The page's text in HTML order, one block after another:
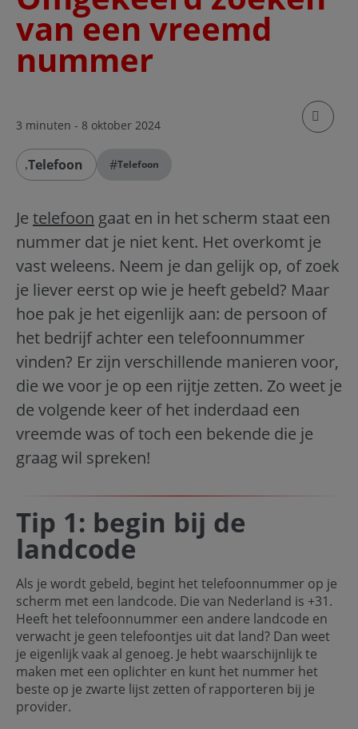
van een vreemd
nummer
3 minuten - 8 oktober 2024
klik om
Telefoon #Telefoon
Je telefoon gaat en in het scherm staat een
nummer dat je niet kent. Het overkomt je
vast weleens. Neem je dan gelijk op, of zoek
je liever eerst op wie je heeft gebeld? Maar
hoe pak je het eigenlijk aan: de persoon of
het bedrijf achter een telefoonnummer
vinden? Er zijn verschillende manieren voor,
die we voor je op een rijtje zetten. Zo weet je
de volgende keer of het inderdaad een
vreemde was of toch een bekende die je
graag wil spreken!
Tip 1: begin bij de
landcode
Als je wordt gebeld, begint het telefoonnummer op je
scherm met een landcode. Die van Nederland is +31.
Heeft het telefoonnummer een andere landcode en
verwacht je geen telefoontjes uit dat land? Dan weet
je eigenlijk vaak al genoeg. Je hebt waarschijnlijk te
maken met een oplichter en kunt het nummer het
beste op je zwarte lijst zetten of rapporteren bij je
provider.